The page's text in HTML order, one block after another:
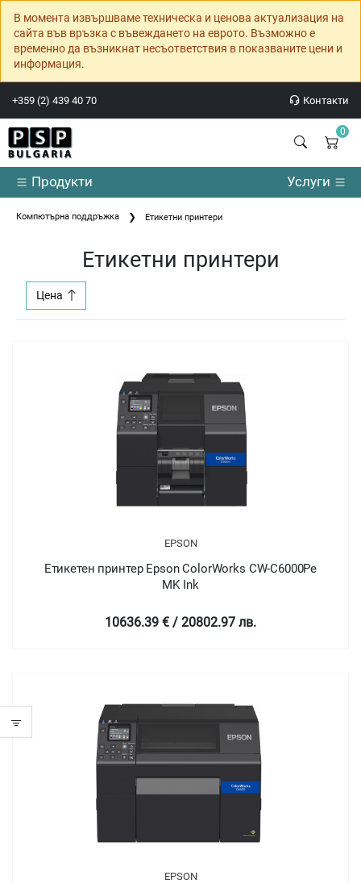
В момента извършваме техническа и ценова актуализация на
сайта във връзка с въвеждането на еврото. Възможно е
временно да възникнат несъответствия в показваните цени и
информация.
+359 (2) 439 40 70 Контакти
0
Продукти Услуги
Компютърна поддръжка Етикетни принтери
Етикетни принтери
Цена
EPSON
Етикетен принтер Epson ColorWorks CW-C6000Pe
MK Ink
10636.39 € / 20802.97 лв.
EPSON